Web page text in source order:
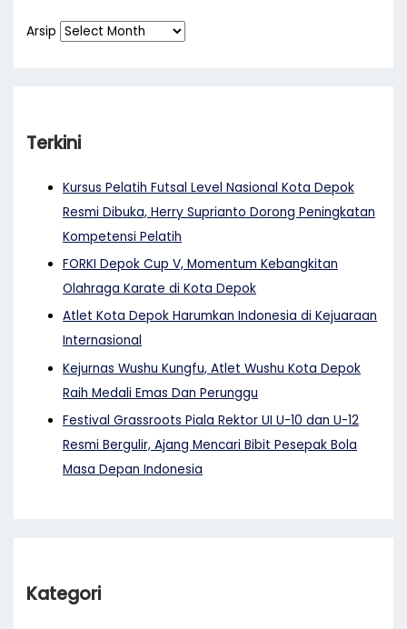
Arsip
Terkini
Kursus Pelatih Futsal Level Nasional Kota Depok
Resmi Dibuka, Herry Suprianto Dorong Peningkatan
Kompetensi Pelatih
FORKI Depok Cup V, Momentum Kebangkitan
Olahraga Karate di Kota Depok
Atlet Kota Depok Harumkan Indonesia di Kejuaraan
Internasional
Kejurnas Wushu Kungfu, Atlet Wushu Kota Depok
Raih Medali Emas Dan Perunggu
Festival Grassroots Piala Rektor UI U-10 dan U-12
Resmi Bergulir, Ajang Mencari Bibit Pesepak Bola
Masa Depan Indonesia
Kategori